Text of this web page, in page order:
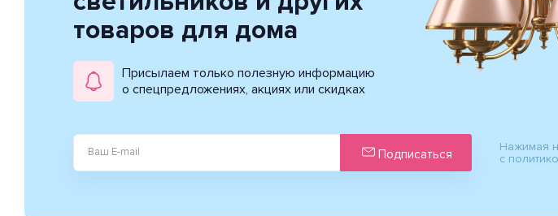
товаров для дома
Присылаем только полезную информацию
о спецпредложениях, акциях или скидках
Подписаться
Нажимая
с